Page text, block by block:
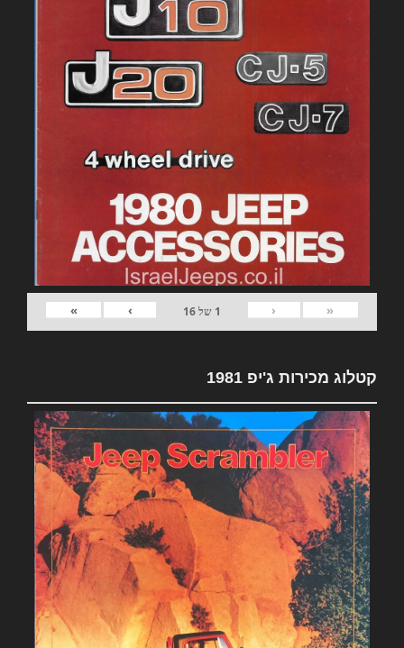
«
‹
1 של16
›
»
קטלוג מכירות ג'יפ 1981